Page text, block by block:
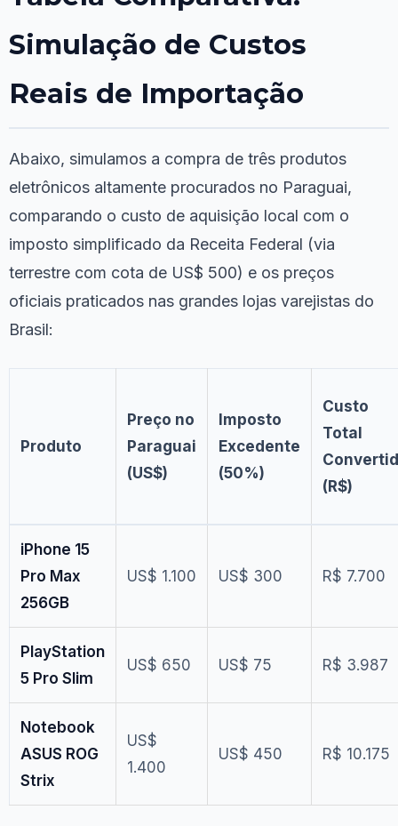
Simulação de Custos
Reais de Importação
Abaixo, simulamos a compra de três produtos
eletrônicos altamente procurados no Paraguai,
comparando o custo de aquisição local com o
imposto simplificado da Receita Federal (via
terrestre com cota de US$ 500) e os preços
oficiais praticados nas grandes lojas varejistas do
Brasil:
Produto
Preço no
Paraguai
(US$)
Imposto
Excedente
(50%)
Custo
Total
(R$)
iPhone 15
Pro Max
256GB
US$ 1.100 US$ 300 R$ 7.700
PlayStation
5 Pro Slim
US$ 650 US$ 75 R$ 3.987
Notebook
ASUS ROG
Strix
US$
1.400
US$ 450 R$ 10.175